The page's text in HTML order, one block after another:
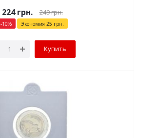
224грн. 249грн.
-10% Экономия 25 грн.
Купить